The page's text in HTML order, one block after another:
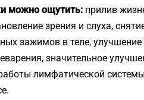
можно ощутить: прилив
зрения и слуха,
зажимов в теле, улучшение
значительное
лимфатической